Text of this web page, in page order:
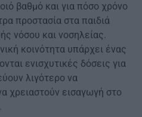
βαθμό και για πόσο χρόνο
προστασία στα παιδιά
νόσου και νοσηλείας.
κοινότητα υπάρχει ένας
ενισχυτικές δόσεις για
λιγότερο να
χρειαστούν εισαγωγή στο